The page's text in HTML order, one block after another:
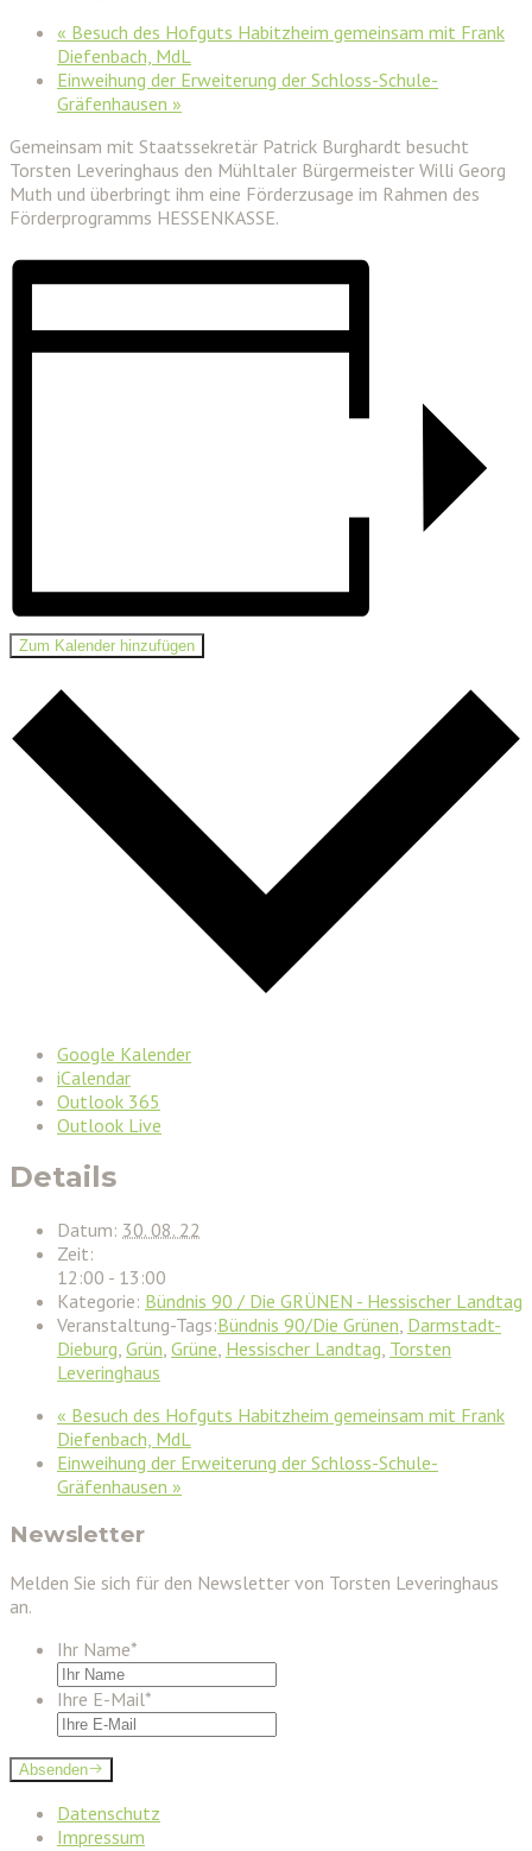
« Besuch des Hofguts Habitzheim gemeinsam mit Frank
Diefenbach, MdL
Einweihung der Erweiterung der Schloss-Schule-
Gräfenhausen »
Gemeinsam mit Staatssekretär Patrick Burghardt besucht
Torsten Leveringhaus den Mühltaler Bürgermeister Willi Georg
Muth und überbringt ihm eine Förderzusage im Rahmen des
Förderprogramms HESSENKASSE.
Zum Kalender hinzufügen
Google Kalender
iCalendar
Outlook 365
Outlook Live
Details
Datum: 30. 08. 22
Zeit:
12:00 - 13:00
Kategorie: Bündnis 90 / Die GRÜNEN - Hessischer Landtag
Veranstaltung-Tags:Bündnis 90/Die Grünen, Darmstadt-
Dieburg, Grün, Grüne, Hessischer Landtag, Torsten
Leveringhaus
« Besuch des Hofguts Habitzheim gemeinsam mit Frank
Diefenbach, MdL
Einweihung der Erweiterung der Schloss-Schule-
Gräfenhausen »
Newsletter
Melden Sie sich für den Newsletter von Torsten Leveringhaus
an.
Ihr Name*
Ihre E-Mail*
Absenden
Datenschutz
Impressum